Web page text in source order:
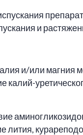
и
и/или магния
лития,